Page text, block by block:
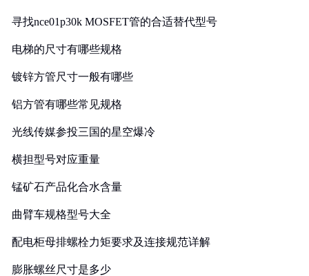
寻找nce01p30k MOSFET管的合适替代型号
电梯的尺寸有哪些规格
镀锌方管尺寸一般有哪些
铝方管有哪些常见规格
光线传媒参投三国的星空爆冷
横担型号对应重量
锰矿石产品化合水含量
曲臂车规格型号大全
配电柜母排螺栓力矩要求及连接规范详解
膨胀螺丝尺寸是多少